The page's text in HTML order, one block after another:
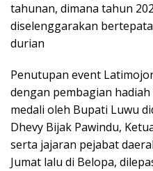
tahunan, dimana tahun
diselenggarakan
durian
Penutupan event
dengan pembagian
medali oleh Bupati Luwu
Dhevy Bijak Pawindu,
serta jajaran pejabat
Jumat lalu di Belopa,